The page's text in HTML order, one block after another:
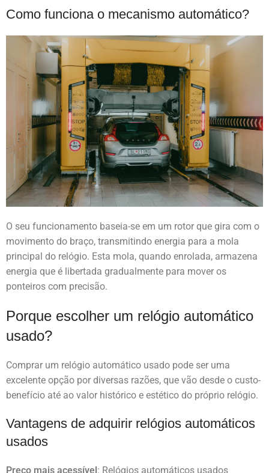
Como funciona o mecanismo automático?
O seu funcionamento baseia-se em um rotor que gira com o
movimento do braço, transmitindo energia para a mola
principal do relógio. Esta mola, quando enrolada, armazena
energia que é libertada gradualmente para mover os
ponteiros com precisão.
Porque escolher um relógio automático
usado?
Comprar um relógio automático usado pode ser uma
excelente opção por diversas razões, que vão desde o custo-
benefício até ao valor histórico e estético do próprio relógio.
Vantagens de adquirir relógios automáticos
usados
Preço mais acessível : Relógios automáticos usados